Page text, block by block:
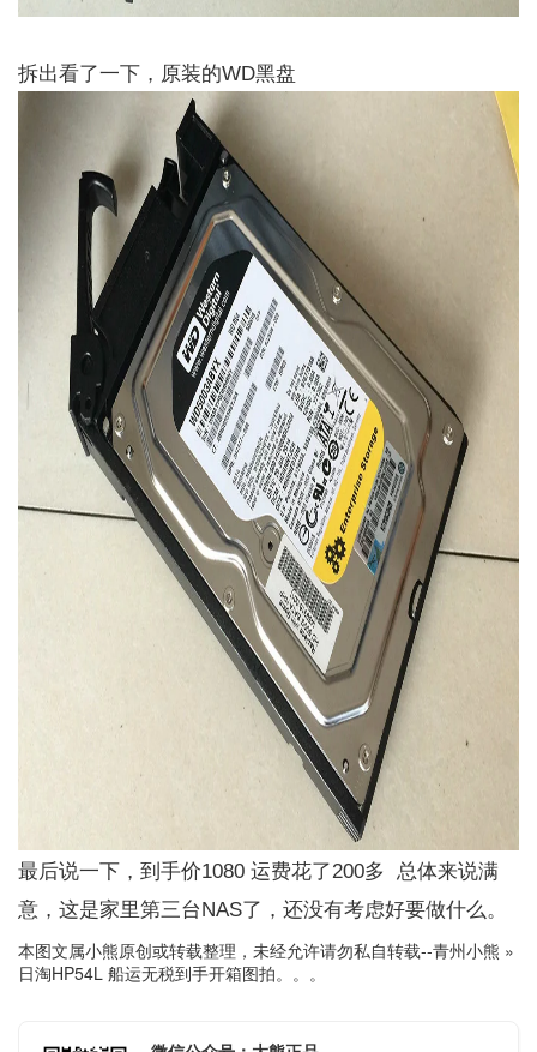
拆出看了一下，原装的WD黑盘
最后说一下，到手价1080 运费花了200多 总体来说满
意，这是家里第三台NAS了，还没有考虑好要做什么。
本图文属小熊原创或转载整理，未经允许请勿私自转载--青州小熊 »
日淘HP54L 船运无税到手开箱图拍。。。